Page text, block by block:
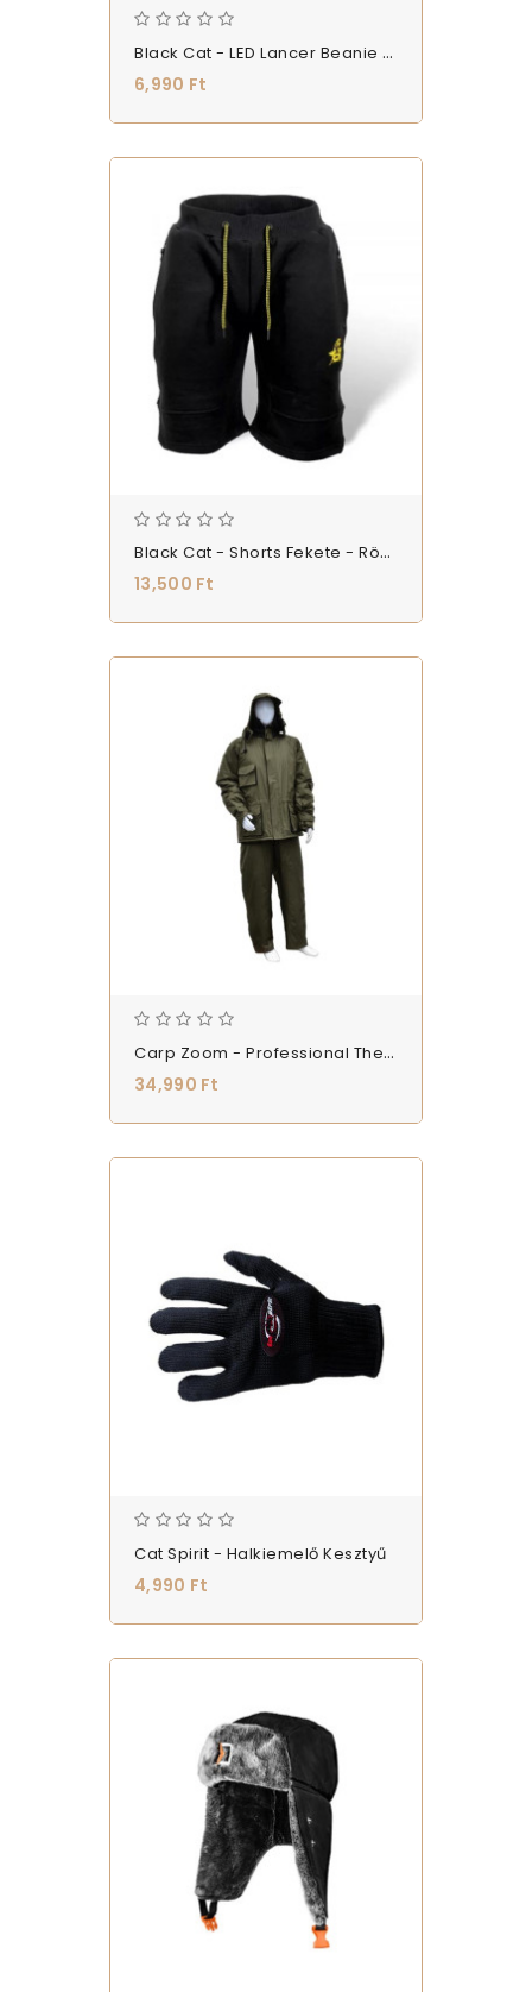
Black Cat - LED Lancer Beanie - Téli Sapka Beépített Fejlámpával - (9788100)
6,990 Ft
Black Cat - Shorts Fekete - Rövidnadrág
13,500 Ft
Carp Zoom - Professional Thermo Ruha
34,990 Ft
Cat Spirit - Halkiemelő Kesztyű
4,990 Ft